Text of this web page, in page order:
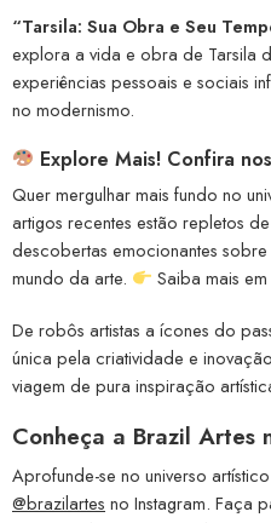
“Tarsila: Sua Obra e Seu
explora a vida e obra de Tarsila
experiências pessoais e sociais
no modernismo.
Explore Mais! Confira
Quer mergulhar mais fundo no
artigos recentes estão repletos
descobertas emocionantes
mundo da arte.
Saiba mais
De robôs artistas a ícones do
única pela criatividade e
viagem de pura inspiração
Conheça a Brazil Artes
Aprofunde-se no universo
@brazilartes no Instagram. Faça